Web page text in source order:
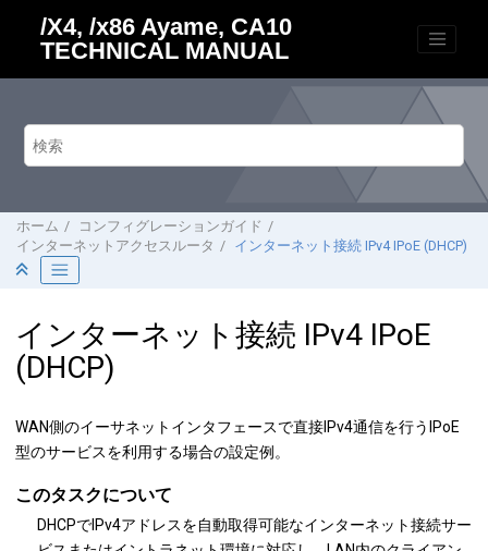
/X4, /x86 Ayame, CA10
TECHNICAL MANUAL
ホーム
コンフィグレーションガイド
インターネットアクセスルータ
インターネット接続 IPv4 IPoE (DHCP)
インターネット接続 IPv4 IPoE
(DHCP)
WAN側のイーサネットインタフェースで直接IPv4通信を行うIPoE
型のサービスを利用する場合の設定例。
このタスクについて
DHCPでIPv4アドレスを自動取得可能なインターネット接続サー